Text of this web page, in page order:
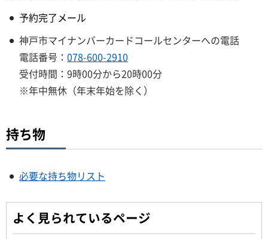
予約完了メール
神戸市マイナンバーカードコールセンターへの電話
電話番号： 078-600-2910
受付時間：9時00分から20時00分
※年中無休（年末年始を除く）
持ち物
必要な持ち物リスト
よく見られているページ